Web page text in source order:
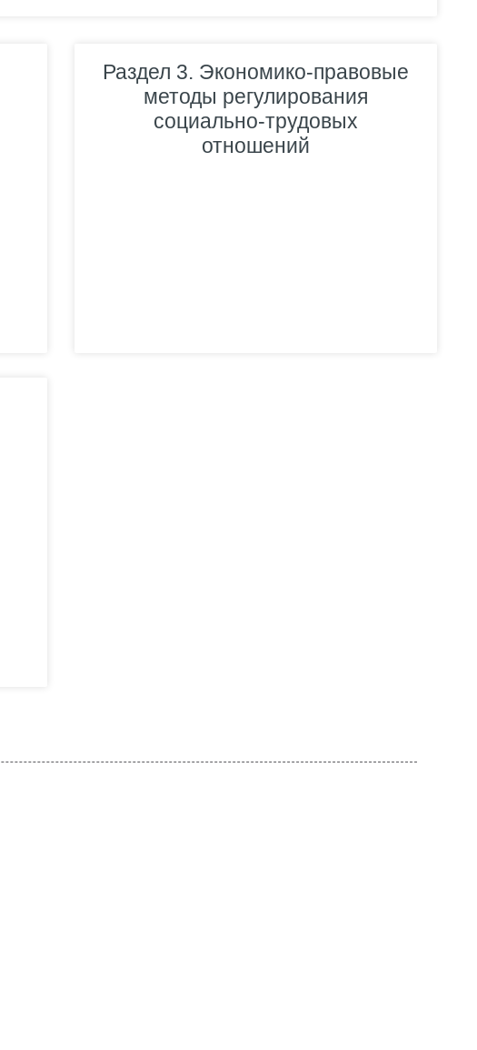
Раздел 3. Экономико-правовые
методы регулирования
социально-трудовых
отношений